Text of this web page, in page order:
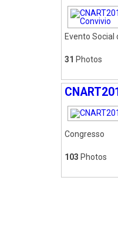
Evento Social
31 Photos
Congresso
103 Photos